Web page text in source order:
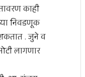
काही
निवडणूक
. जुने व
लागणार